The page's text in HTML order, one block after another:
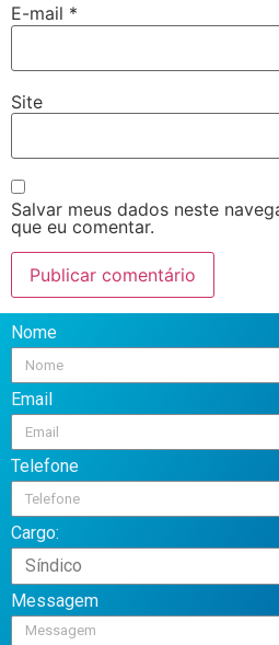
E-mail *
Site
Salvar meus dados neste
que eu comentar.
Nome
Email
Telefone
Cargo:
Messagem